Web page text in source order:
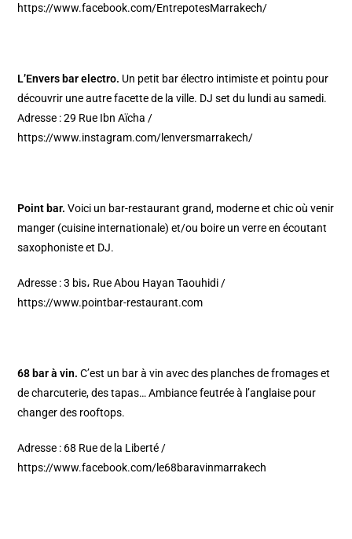
https://www.facebook.com/EntrepotesMarrakech/
L’Envers bar electro. Un petit bar électro intimiste et pointu pour
découvrir une autre facette de la ville. DJ set du lundi au samedi.
Adresse : 29 Rue Ibn Aïcha /
https://www.instagram.com/lenversmarrakech/
Point bar. Voici un bar-restaurant grand, moderne et chic où venir
manger (cuisine internationale) et/ou boire un verre en écoutant
saxophoniste et DJ.
Adresse : 3 bis، Rue Abou Hayan Taouhidi /
https://www.pointbar-restaurant.com
68 bar à vin. C’est un bar à vin avec des planches de fromages et
de charcuterie, des tapas… Ambiance feutrée à l’anglaise pour
changer des rooftops.
Adresse : 68 Rue de la Liberté /
https://www.facebook.com/le68baravinmarrakech